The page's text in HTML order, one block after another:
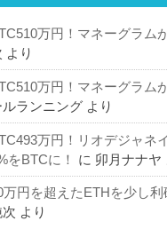
万円！マネーグラム
より
万円！マネーグラム
ルランニング より
万円！リオデジャネ
をBTCに！
に 卯月ナナヤ
万円を超えたETHを少し利
より